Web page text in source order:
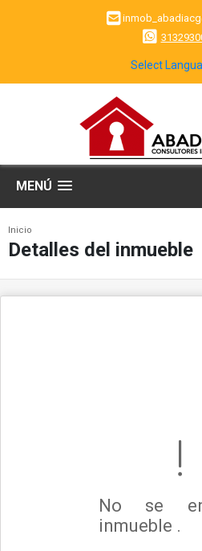
Select
MENÚ
Inicio
Detalles del inmueble
No se
inmueble .